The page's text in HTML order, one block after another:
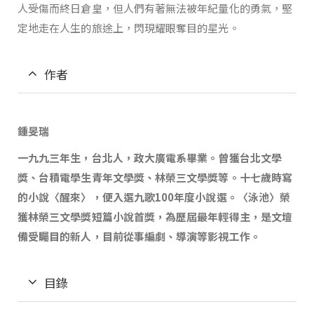
人受傷而終日倉皇，但人們有著無法被年紀量化的勇氣，堅
定地走在人生的旅途上，閃現耀眼奪目的星光。
作者
鍾旻瑞
一九九三年生，台北人，政大廣電系畢業。曾獲台北文學
獎、台積電學生青年文學獎、林榮三文學獎等。十七歲時寫
的小說〈醒來〉，便入選九歌100年度小說選。〈泳池〉榮
獲林榮三文學獎短篇小說首獎，為歷屆最年輕得主，是文壇
備受矚目的新人，目前從事編劇、導演等影視工作。
目錄